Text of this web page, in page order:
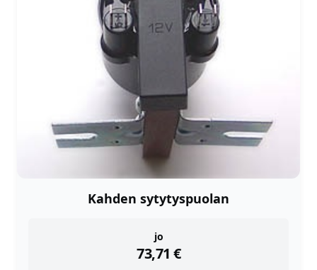
Kahden sytytyspuolan
jo
73,71 €
instock